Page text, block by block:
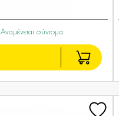
Αναμένεται σύντομα